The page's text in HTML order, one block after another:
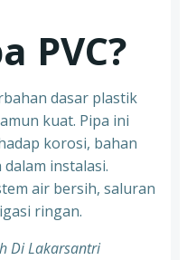
PVC?
dasar plastik
kuat. Pipa ini
korosi, bahan
instalasi.
air bersih, saluran
ringan.
Di Lakarsantri